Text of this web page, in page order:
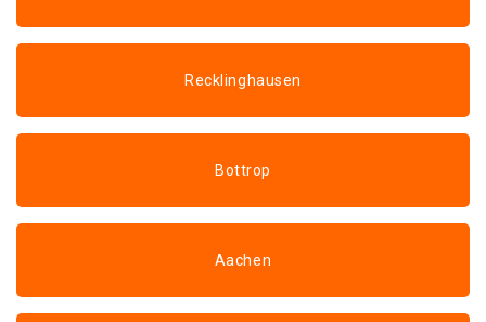
Recklinghausen
Bottrop
Aachen